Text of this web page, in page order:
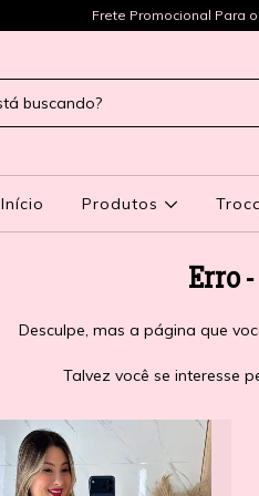
Frete Promocional Para
Início Produtos
Erro
Desculpe, mas a página que
Talvez você se interesse